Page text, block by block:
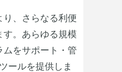
り、さらなる利便
す。あらゆる規模
ムをサポート・管
ールを提供しま